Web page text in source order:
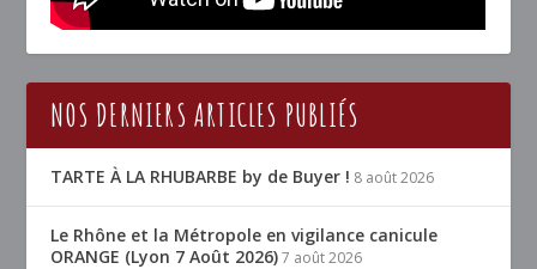
NOS DERNIERS ARTICLES PUBLIÉS
TARTE À LA RHUBARBE by de Buyer ! 8 août 2026
Le Rhône et la Métropole en vigilance canicule
ORANGE (Lyon 7 Août 2026) 7 août 2026